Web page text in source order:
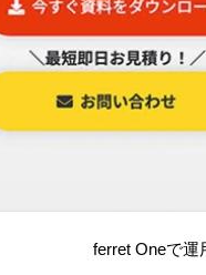
ferret Oneで運